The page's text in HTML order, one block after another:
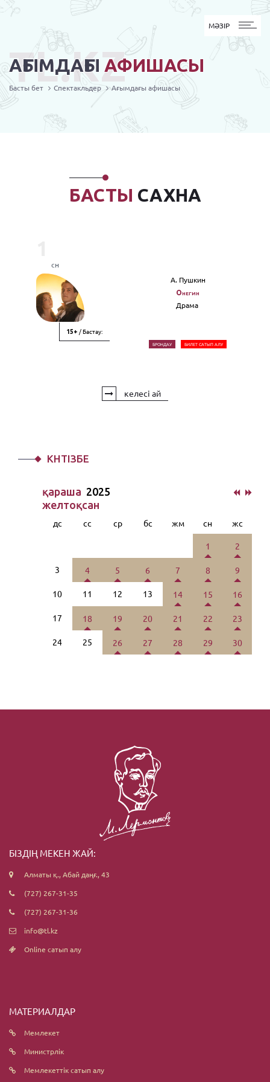
MӘЗІР
МӘЗІР
АҒЫМДАҒЫ АФИШАСЫ
TL.KZ
Басты бет Спектакльдер Ағымдағы афишасы
БАСТЫ САХНА
сн
15+ / Бастау:
А. Пушкин
Онегин
Драма
БРОНДАУ БИЛЕТ САТЫП АЛУ
келесі ай
КҮНТІЗБЕ
қараша 2025
желтоқсан
дс сс ср бс жм сн жс
1 2
3 4 5 6 7 8 9
10 11 12 13 14 15 16
17 18 19 20 21 22 23
24 25 26 27 28 29 30
БІЗДІҢ МЕКЕН ЖАЙ:
Алматы қ., Абай даңғ., 43
(727) 267-31-35
(727) 267-31-36
info@tl.kz
Online сатып алу
МАТЕРИАЛДАР
Мемлекет
Министрлік
Мемлекеттік сатып алу